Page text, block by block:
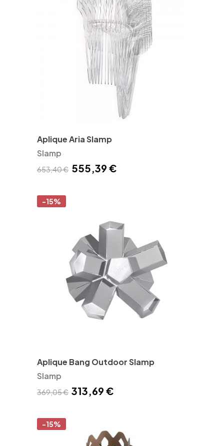
Aplique Aria Slamp
Slamp
653,40 € 555,39 €
-15%
Aplique Bang Outdoor Slamp
Slamp
369,05 € 313,69 €
-15%